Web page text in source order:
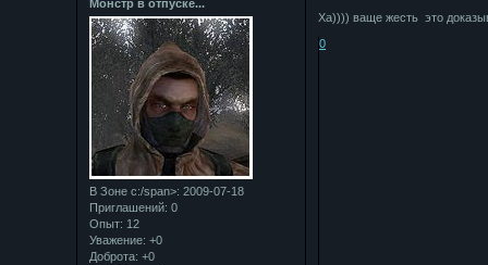
Монстр в отпуске...
В Зоне с:/span>: 2009-07-18
Приглашений: 0
Опыт: 12
Уважение: +0
Доброта: +0
Ха)))) ваще жесть это
0